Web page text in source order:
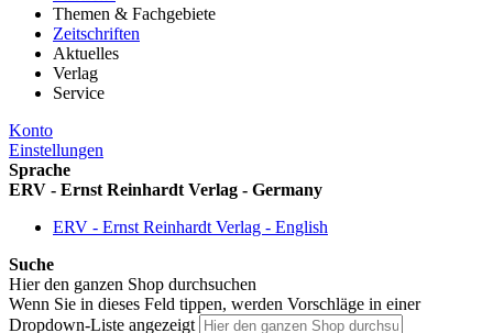
Themen & Fachgebiete
Zeitschriften
Aktuelles
Verlag
Service
Konto
Einstellungen
Sprache
ERV - Ernst Reinhardt Verlag - Germany
ERV - Ernst Reinhardt Verlag - English
Suche
Hier den ganzen Shop durchsuchen
Wenn Sie in dieses Feld tippen, werden Vorschläge in einer
Dropdown-Liste angezeigt